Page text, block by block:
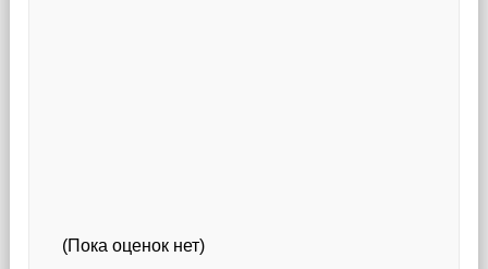
(Пока оценок нет)